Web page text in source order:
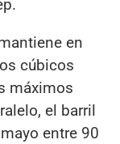
en
cúbicos
máximos
el barril
entre 90